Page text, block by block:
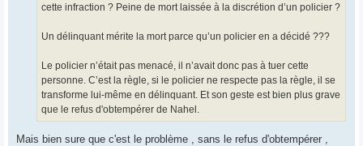
cette infraction ? Peine de mort laissée à la discrétion d’un policier ?
Un délinquant mérite la mort parce qu’un policier en a décidé ???
Le policier n’était pas menacé, il n’avait donc pas à tuer cette
personne. C’est la règle, si le policier ne respecte pas la règle, il se
transforme lui-même en délinquant. Et son geste est bien plus grave
que le refus d'obtempérer de Nahel.
Mais bien sure que c'est le problème , sans le refus d'obtempérer ,